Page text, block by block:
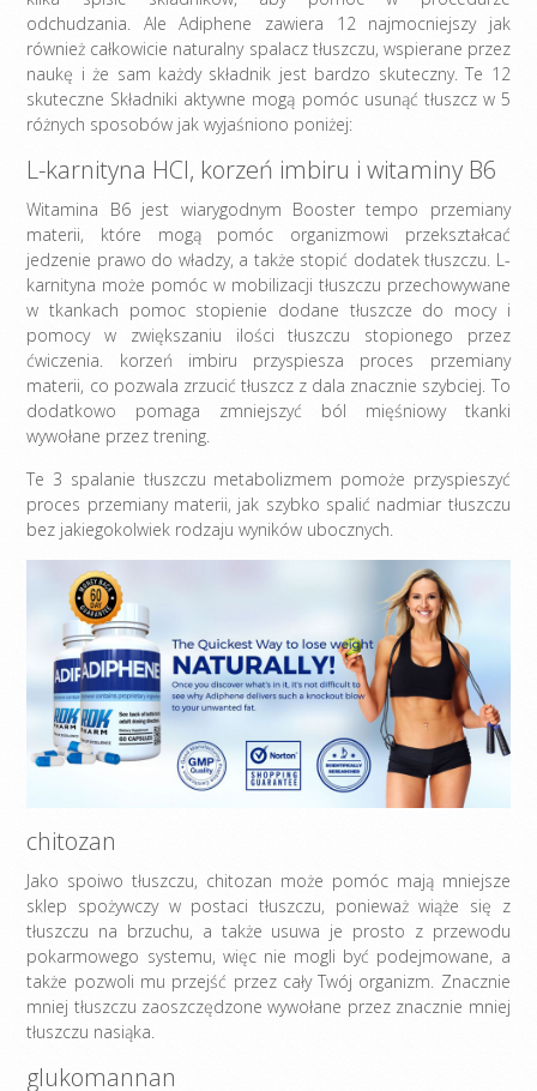
odchudzania. Ale Adiphene zawiera 12 najmocniejszy jak
również całkowicie naturalny spalacz tłuszczu, wspierane przez
naukę i że sam każdy składnik jest bardzo skuteczny. Te 12
skuteczne Składniki aktywne mogą pomóc usunąć tłuszcz w 5
różnych sposobów jak wyjaśniono poniżej:
L-karnityna HCI, korzeń imbiru i witaminy B6
Witamina B6 jest wiarygodnym Booster tempo przemiany
materii, które mogą pomóc organizmowi przekształcać
jedzenie prawo do władzy, a także stopić dodatek tłuszczu. L-
karnityna może pomóc w mobilizacji tłuszczu przechowywane
w tkankach pomoc stopienie dodane tłuszcze do mocy i
pomocy w zwiększaniu ilości tłuszczu stopionego przez
ćwiczenia. korzeń imbiru przyspiesza proces przemiany
materii, co pozwala zrzucić tłuszcz z dala znacznie szybciej. To
dodatkowo pomaga zmniejszyć ból mięśniowy tkanki
wywołane przez trening.
Te 3 spalanie tłuszczu metabolizmem pomoże przyspieszyć
proces przemiany materii, jak szybko spalić nadmiar tłuszczu
bez jakiegokolwiek rodzaju wyników ubocznych.
chitozan
Jako spoiwo tłuszczu, chitozan może pomóc mają mniejsze
sklep spożywczy w postaci tłuszczu, ponieważ wiąże się z
tłuszczu na brzuchu, a także usuwa je prosto z przewodu
pokarmowego systemu, więc nie mogli być podejmowane, a
także pozwoli mu przejść przez cały Twój organizm. Znacznie
mniej tłuszczu zaoszczędzone wywołane przez znacznie mniej
tłuszczu nasiąka.
glukomannan